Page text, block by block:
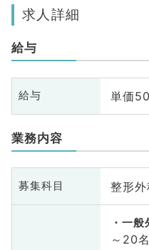
求人詳細
給与
給与 単価
業務内容
募集科目 整形外
一般
～20